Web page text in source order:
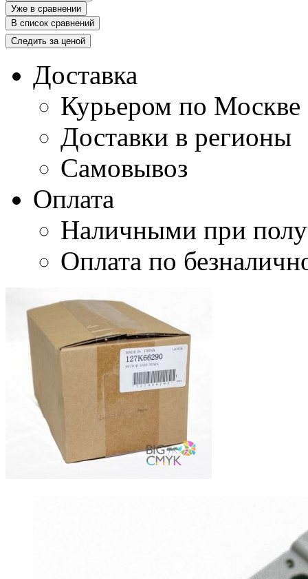
Уже в сравнении
В список сравнений
Следить за ценой
Доставка
Курьером по Москве
Доставки в регионы
Самовывоз
Оплата
Наличными при
Оплата по